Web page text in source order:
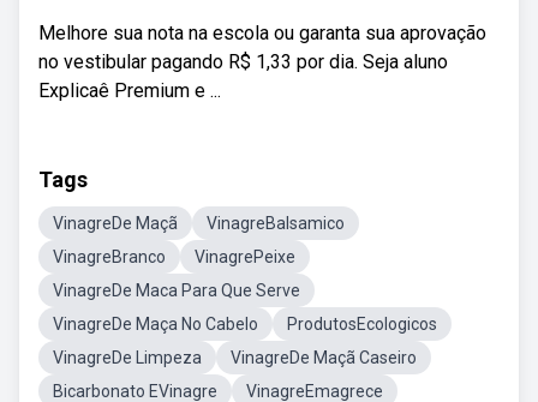
Melhore sua nota na escola ou garanta sua aprovação
no vestibular pagando R$ 1,33 por dia. Seja aluno
Explicaê Premium e ...
Tags
VinagreDe Maçã
VinagreBalsamico
VinagreBranco
VinagrePeixe
VinagreDe Maca Para Que Serve
VinagreDe Maça No Cabelo
ProdutosEcologicos
VinagreDe Limpeza
VinagreDe Maçã Caseiro
Bicarbonato EVinagre
VinagreEmagrece